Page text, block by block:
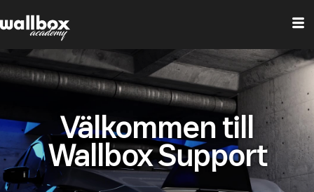
Välkommen till
Wallbox Support